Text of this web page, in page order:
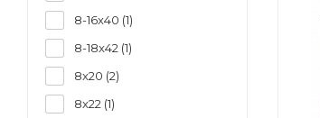
8-16x40 (1)
8-18x42 (1)
8x20 (2)
8x22 (1)